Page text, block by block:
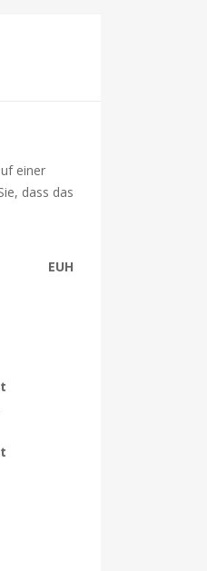
einer
dass das
EUH